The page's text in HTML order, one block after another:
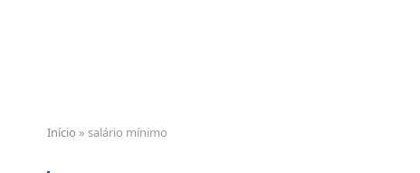
Início » salário mínimo